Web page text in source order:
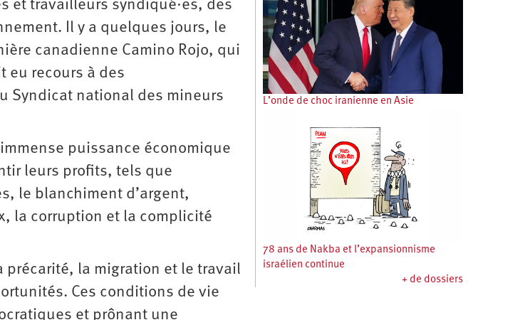
et travailleurs syndiqué·es, des
Il y a quelques jours, le
canadienne Camino Rojo, qui
eu recours à des
Syndicat national des mineurs
puissance économique
leurs profits, tels que
le blanchiment d’argent,
la corruption et la complicité
la migration et le travail
Ces conditions de vie
et prônant une
L’onde de choc iranienne en Asie
78 ans de Nakba et l’expansionnisme
israélien continue
+ de dossiers